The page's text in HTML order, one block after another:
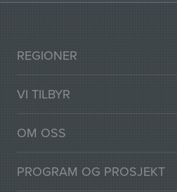
REGIONER
VI TILBYR
OM OSS
PROGRAM OG PROSJEKT